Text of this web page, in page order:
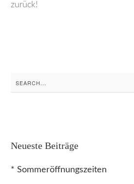
zurück!
Search
for:
Neueste Beiträge
* Sommeröffnungszeiten